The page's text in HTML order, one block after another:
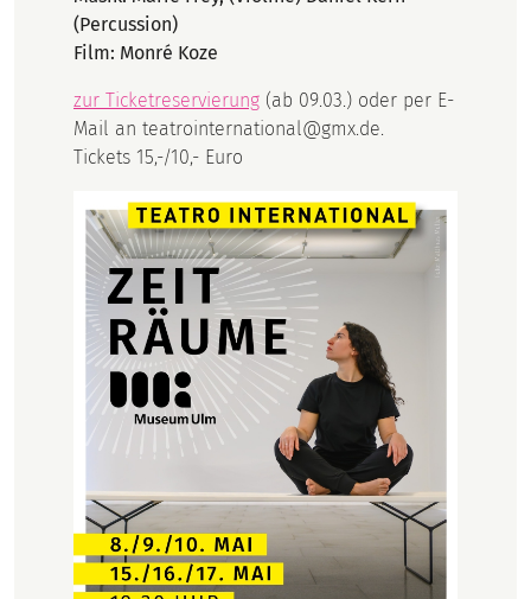
(Percussion)
Film: Monré Koze
zur Ticketreservierung (ab 09.03.) oder per E-
Mail an teatrointernational@gmx.de.
Tickets 15,-/10,- Euro